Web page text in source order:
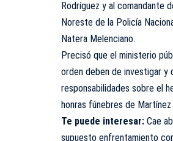
Rodríguez y al comandante
Noreste de la Policía
Natera Melenciano.
Precisó que el ministerio
orden deben de investigar y
responsabilidades sobre el
honras fúnebres de
Te puede interesar: Cae
supuesto enfrentamiento